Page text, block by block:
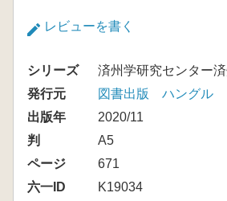
レビューを書く
シリーズ
済州学研究センター
発行元
図書出版 ハングル
出版年
2020/11
判
A5
ページ
671
六一ID
K19034